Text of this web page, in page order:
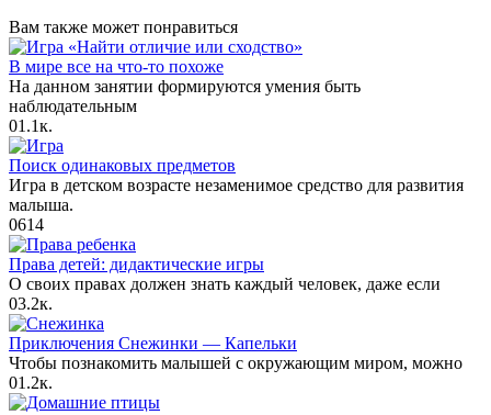
Вам также может понравиться
В мире все на что-то похоже
На данном занятии формируются умения быть
наблюдательным
01.1к.
Поиск одинаковых предметов
Игра в детском возрасте незаменимое средство для развития
малыша.
0614
Права детей: дидактические игры
О своих правах должен знать каждый человек, даже если
03.2к.
Приключения Снежинки — Капельки
Чтобы познакомить малышей с окружающим миром, можно
01.2к.